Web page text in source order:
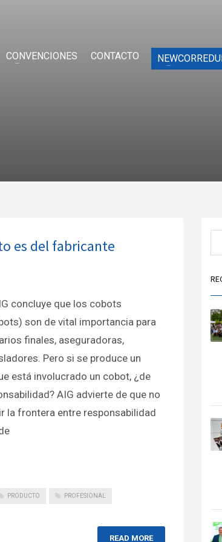
CONVENCIONES CONTACTO
es del fabricante
concluye que los cobots
son de vital importancia para
finales, aseguradoras,
Pero si se produce un
está involucrado un cobot, ¿de
AIG advierte de que no
la frontera entre responsabilidad
PRODUCTO PROFESIONAL
READ MORE